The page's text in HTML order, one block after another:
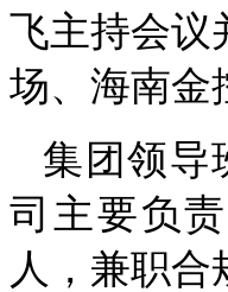
飞主持会议
场、海南金
集团领导
司主要负
人，兼职合